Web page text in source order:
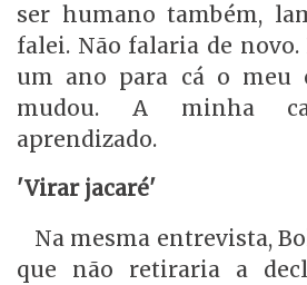
ser humano também,
falei. Não falaria de novo.
um ano para cá o meu
mudou. A minha
aprendizado.
'Virar jacaré'
Na mesma entrevista,
que não retiraria a